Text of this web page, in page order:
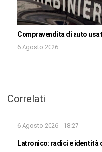
Compravendita di auto
6 Agosto 2026
Correlati
6 Agosto 2026 - 18:27
Latronico: radici e identità